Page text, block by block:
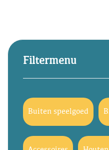
Filtermenu
Buiten speelgoed